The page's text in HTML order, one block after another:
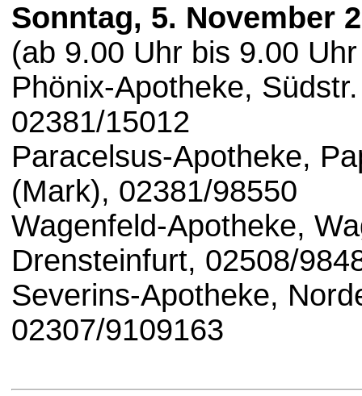
Sonntag, 5. November
(ab 9.00 Uhr bis 9.00
Phönix-Apotheke,
02381/15012
Paracelsus-Apotheke,
(Mark), 02381/98550
Wagenfeld-Apotheke,
Drensteinfurt, 02508/
Severins-Apotheke,
02307/9109163